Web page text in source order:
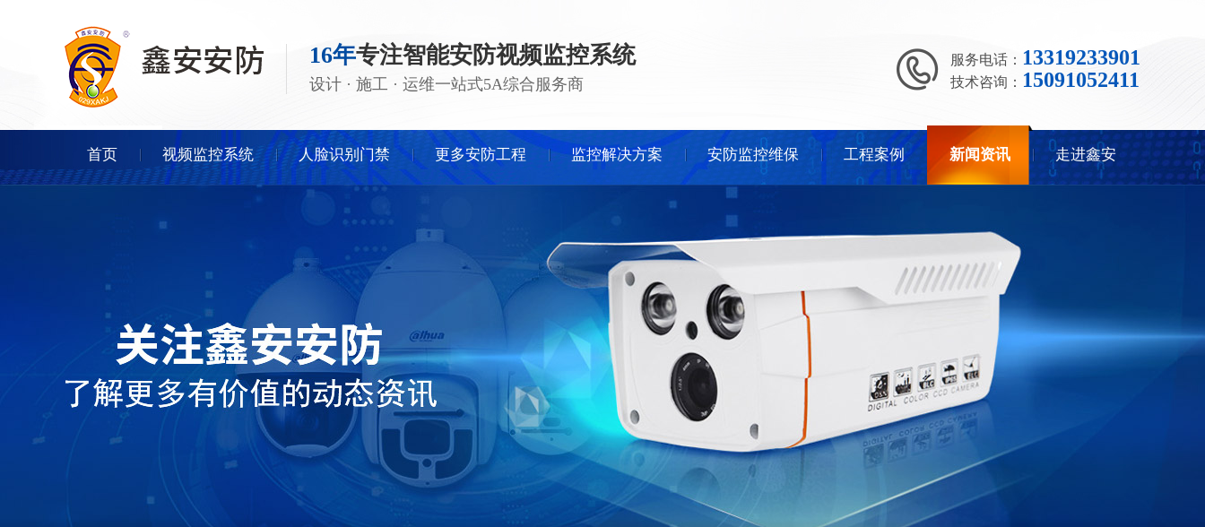
16年专注智能安防视频监控系统
设计 · 施工 · 运维一站式5A综合服务商
服务电话： 13319233901
技术咨询： 15091052411
首页 视频监控系统 人脸识别门禁 更多安防工程 监控解决方案 安防监控维保 工程案例 新闻资讯 走进鑫安